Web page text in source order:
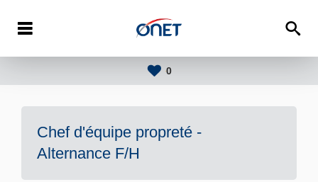
0
Chef d'équipe propreté -
Alternance F/H